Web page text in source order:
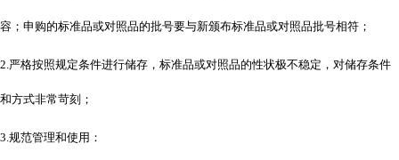
容；申购的标准品或对照品的批号要与新颁布标准品或对照品批号相符；
2.严格按照规定条件进行储存，标准品或对照品的性状极不稳定，对储存条件
和方式非常苛刻；
3.规范管理和使用：